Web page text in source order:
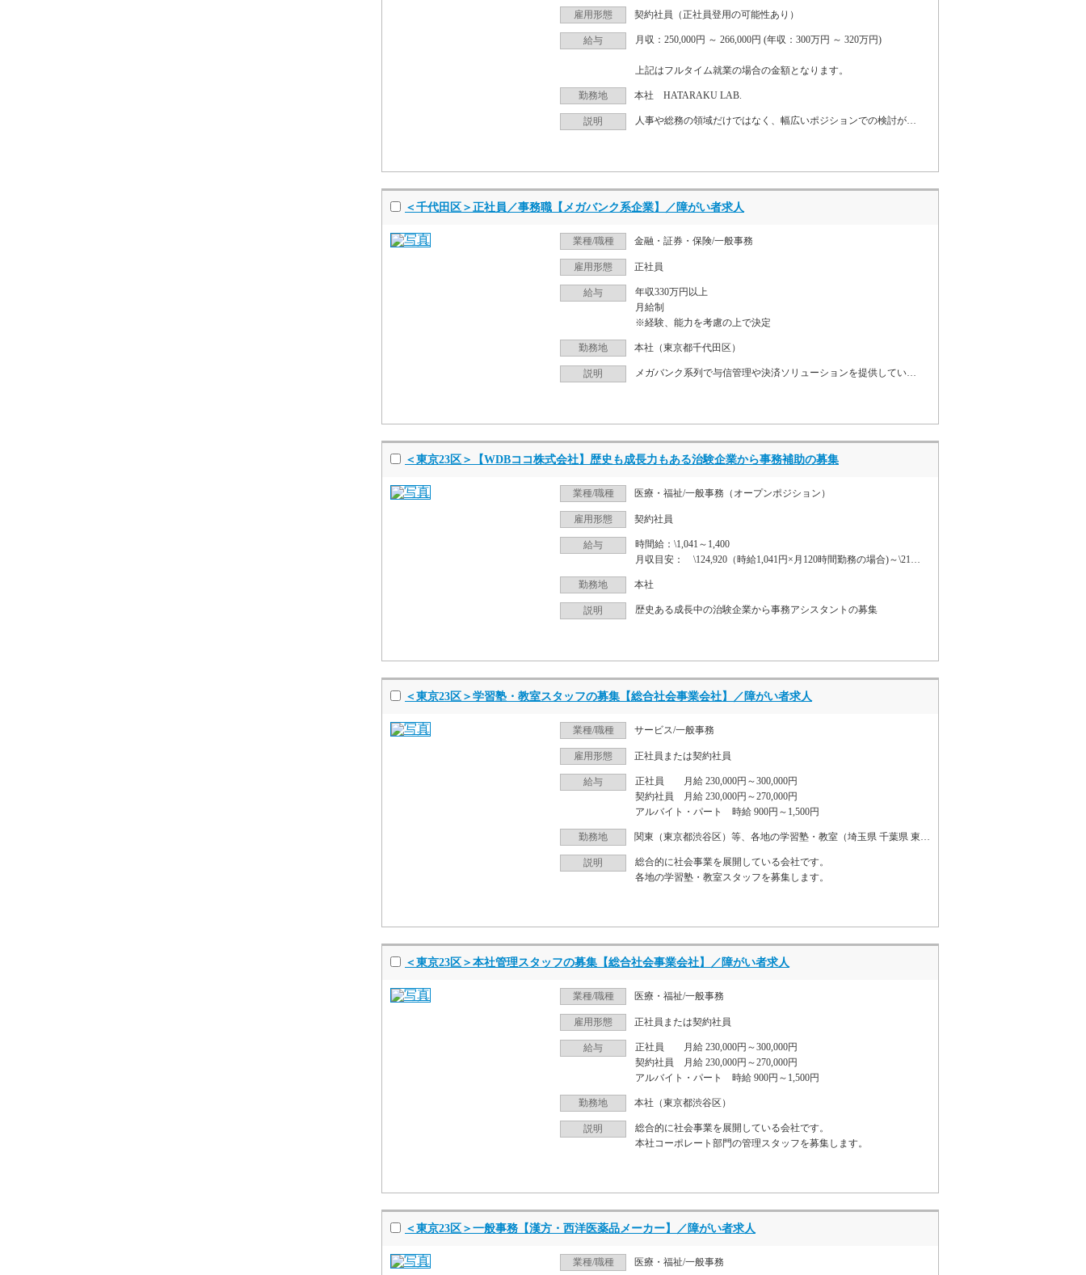
雇用形態 契約社員（正社員登用の可能性あり）
給与 月収：250,000円 ～ 266,000円 (年収：300万円 ～ 320万円)
上記はフルタイム就業の場合の金額となります。
勤務地 本社 HATARAKU LAB.
説明
＜千代田区＞正社員／事務職【メガバンク系企業】／障がい者求人
業種/職種 金融・証券・保険/一般事務
雇用形態 正社員
給与
年収330万円以上
月給制
※経験、能力を考慮の上で決定
勤務地 本社（東京都千代田区）
説明
＜東京23区＞【WDBココ株式会社】歴史も成長力もある治験企業から事務補助の募集
業種/職種 医療・福祉/一般事務（オープンポジション）
雇用形態 契約社員
給与
時間給：\1,041～1,400
月収目安： \124,920（時給1,041円×月120時間勤務の場合)～\210,000(時給1,400円×月150時間勤務の場合)
勤務地 本社
説明 歴史ある成長中の治験企業から事務アシスタントの募集
＜東京23区＞学習塾・教室スタッフの募集【総合社会事業会社】／障がい者求人
業種/職種 サービス/一般事務
雇用形態 正社員または契約社員
給与
正社員 月給 230,000円～300,000円
契約社員 月給 230,000円～270,000円
アルバイト・パート 時給 900円～1,500円
勤務地 関東（東京都渋谷区）等、各地の学習塾・教室（埼玉県 千葉県 東京都 神奈川県 大阪府）
説明
総合的に社会事業を展開している会社です。
各地の学習塾・教室スタッフを募集します。
＜東京23区＞本社管理スタッフの募集【総合社会事業会社】／障がい者求人
業種/職種 医療・福祉/一般事務
雇用形態 正社員または契約社員
給与
正社員 月給 230,000円～300,000円
契約社員 月給 230,000円～270,000円
アルバイト・パート 時給 900円～1,500円
勤務地 本社（東京都渋谷区）
説明
総合的に社会事業を展開している会社です。
本社コーポレート部門の管理スタッフを募集します。
＜東京23区＞一般事務【漢方・西洋医薬品メーカー】／障がい者求人
業種/職種 医療・福祉/一般事務